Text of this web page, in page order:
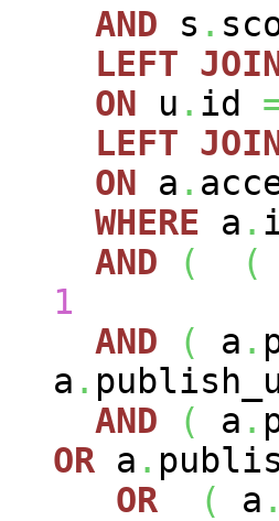
AND s .
LEFT
ON u . id
LEFT
ON a .
WHERE a .
AND
( (
1
AND
( a .
a .
AND
( a .
OR a .
OR
( a .